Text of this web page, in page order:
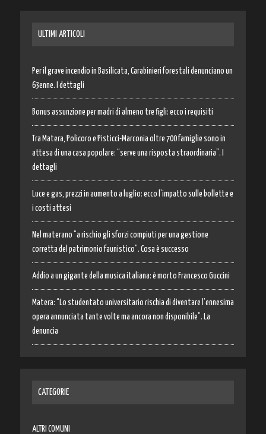
ULTIMI ARTICOLI
Per il grave incendio in Basilicata, Carabinieri forestali denunciano un
63enne. I dettagli
Bonus assunzione per madri di almeno tre figli: ecco i requisiti
Tra Matera, Policoro e Pisticci-Marconia oltre 700 famiglie sono in
attesa di una casa popolare: “serve una risposta straordinaria”. I
dettagli
Luce e gas, prezzi in aumento a luglio: ecco l’impatto sulle bollette e
i costi attesi
Nel materano “a rischio gli sforzi compiuti per una gestione
corretta del patrimonio faunistico”. Cosa è successo
Addio a un gigante della musica italiana: è morto Francesco Guccini
Matera: “Lo studentato universitario rischia di diventare l’ennesima
opera annunciata tante volte ma ancora non disponibile”. La
denuncia
CATEGORIE
ALTRI COMUNI